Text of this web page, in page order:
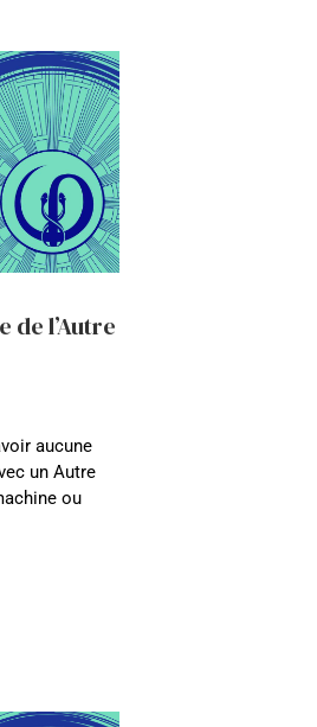
de l’Autre
aucune
un Autre
ou